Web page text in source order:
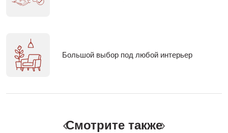
Большой выбор под любой интерьер
Смотрите также